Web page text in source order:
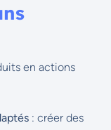
en actions
: créer des